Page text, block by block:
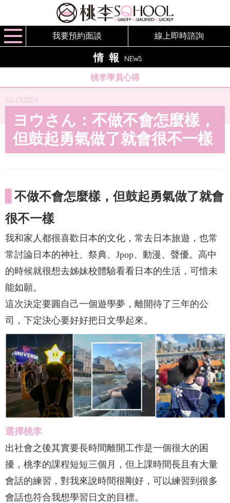
我要預約面談 線上即時諮詢
情報 NEWS
桃李學員心得
JUL.19,2024
ヨウさん：不做不會怎麼樣，
但鼓起勇氣做了就會很不一樣
不做不會怎麼樣，但鼓起勇氣做了就會
很不一樣
我和家人都很喜歡日本的文化，常去日本旅遊，也常
常討論日本的神社、祭典、Jpop、動漫、聲優。高中
的時候就很想去姊妹校體驗看看日本的生活，可惜未
能如願。
這次決定要圓自己一個遊學夢，離開待了三年的公
司，下定決心要好好把日文學起來。
選擇桃李
出社會之後其實要長時間離開工作是一個很大的困
擾，桃李的課程短短三個月，但上課時間長且有大量
會話的練習，對我來說時間很剛好，可以練習到很多
會話也符合我想學習日文的目標。